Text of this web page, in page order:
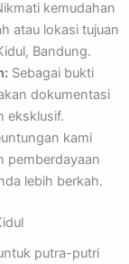
kemudahan
atau lokasi tujuan
Bandung.
Sebagai bukti
dokumentasi
eksklusif.
kami
pemberdayaan
lebih berkah.
putra-putri